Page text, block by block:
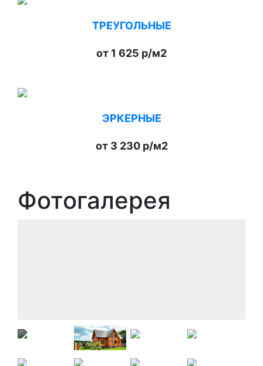
ТРЕУГОЛЬНЫЕ
от 1 625 р/м2
ЭРКЕРНЫЕ
от 3 230 р/м2
Фотогалерея